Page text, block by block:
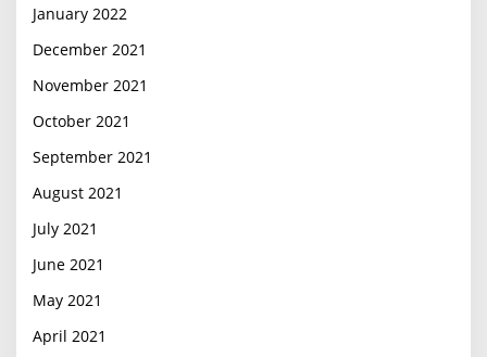
January 2022
December 2021
November 2021
October 2021
September 2021
August 2021
July 2021
June 2021
May 2021
April 2021